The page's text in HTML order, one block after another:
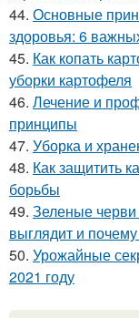
44. Основные
здоровья: 6
45. Как копать
уборки картофеля
46. Лечение и
принципы
47. Уборка и
48. Как защитить
борьбы
49. Зеленые черви
выглядит и
50. Урожайные
2021 году